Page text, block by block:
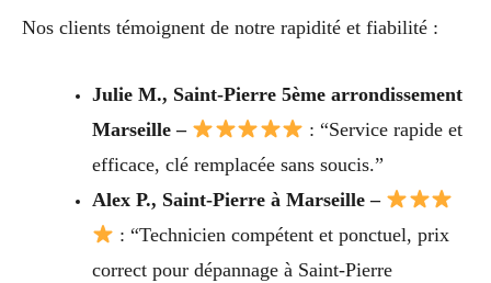
Nos clients témoignent de notre rapidité et fiabilité :
Julie M., Saint-Pierre 5ème arrondissement
Marseille –
: “Service rapide et
efficace, clé remplacée sans soucis.”
Alex P., Saint-Pierre à Marseille –
: “Technicien compétent et ponctuel, prix
correct pour dépannage à Saint-Pierre